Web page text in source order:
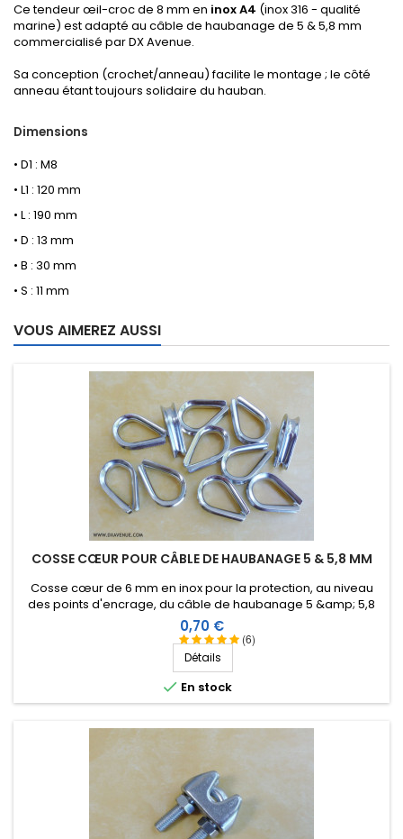
Ce tendeur œil-croc de 8 mm en inox A4 (inox 316 - qualité
marine) est adapté au câble de haubanage de 5 & 5,8 mm
commercialisé par DX Avenue.
Sa conception (crochet/anneau) facilite le montage ; le côté
anneau étant toujours solidaire du hauban.
Dimensions
• D1 : M8
• L1 : 120 mm
• L : 190 mm
• D : 13 mm
• B : 30 mm
• S : 11 mm
VOUS AIMEREZ AUSSI
COSSE CŒUR POUR CÂBLE DE HAUBANAGE 5 & 5,8 MM
(6)
Cosse cœur de 6 mm en inox pour la protection, au niveau
des points d'encrage, du câble de haubanage 5 &amp; 5,8
mm.
Prix
0,70 €
Détails
 En stock